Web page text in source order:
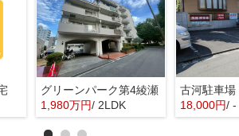
グリーンパーク第4綾瀬
1,980万円/ 2LDK
古河駐車場
18,000円/ -